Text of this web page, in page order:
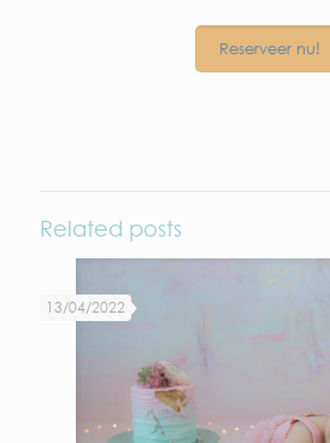
Reserveer nu!
Related posts
13/04/2022